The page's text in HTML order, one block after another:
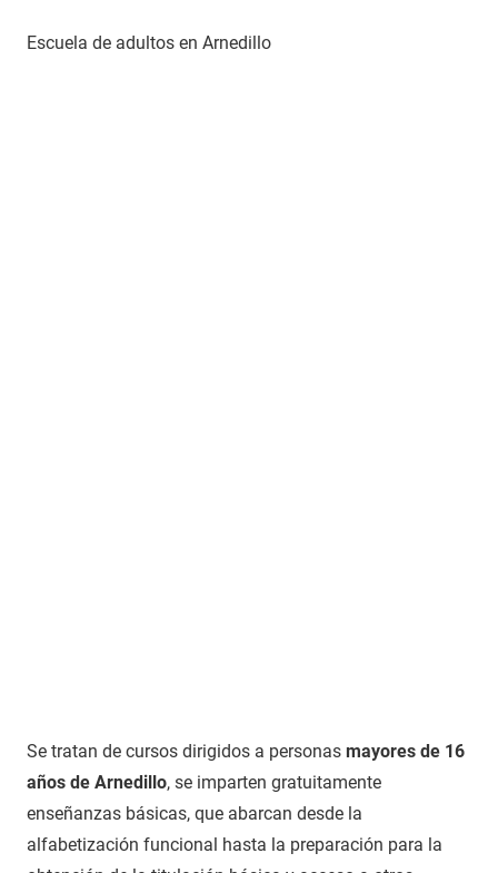
Escuela de adultos en Arnedillo
Se tratan de cursos dirigidos a personas mayores de 16
años de Arnedillo, se imparten gratuitamente
enseñanzas básicas, que abarcan desde la
alfabetización funcional hasta la preparación para la